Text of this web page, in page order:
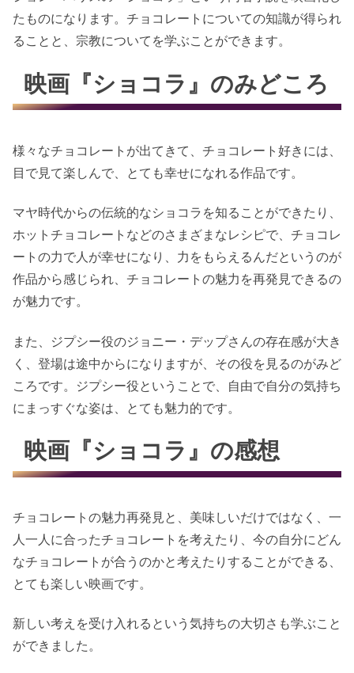
たものになります。チョコレートについての知識が得られ
ることと、宗教についてを学ぶことができます。
映画『ショコラ』のみどころ
様々なチョコレートが出てきて、チョコレート好きには、
目で見て楽しんで、とても幸せになれる作品です。
マヤ時代からの伝統的なショコラを知ることができたり、
ホットチョコレートなどのさまざまなレシピで、チョコレ
ートの力で人が幸せになり、力をもらえるんだというのが
作品から感じられ、チョコレートの魅力を再発見できるの
が魅力です。
また、ジプシー役のジョニー・デップさんの存在感が大き
く、登場は途中からになりますが、その役を見るのがみど
ころです。ジプシー役ということで、自由で自分の気持ち
にまっすぐな姿は、とても魅力的です。
映画『ショコラ』の感想
チョコレートの魅力再発見と、美味しいだけではなく、一
人一人に合ったチョコレートを考えたり、今の自分にどん
なチョコレートが合うのかと考えたりすることができる、
とても楽しい映画です。
新しい考えを受け入れるという気持ちの大切さも学ぶこと
ができました。